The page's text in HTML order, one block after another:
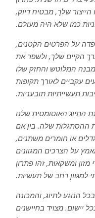
שלך, מבטיח דיוק,
כמו שלא היה מעולם.
על הפרטים הקטנים,
הקיים שלך, ולשפר את
המלוטש והחזק שלו
עקביים לאורך תקופות
תעשייתיות תובעניות.
התיוג האוטומטית שלנו
היא יכולת ההסתגלות שלה. בין אם
או חומרים משתנים,
על הצרכים המגוונים
ומשקאות, זהו פתרון
למגוון רחב של תעשיות.
הנוגע לתיוג, והמכונה
יישום. מצויד בחיישנים